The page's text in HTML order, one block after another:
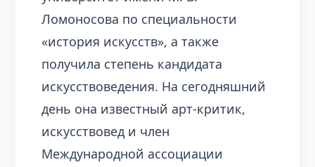
Ломоносова по специальности
«история искусств», а также
получила степень кандидата
искусствоведения. На сегодняшний
день она известный арт-критик,
искусствовед и член
Международной ассоциации